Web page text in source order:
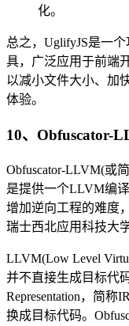
化。
总之，UglifyJS是一
具，广泛应用于前端
以减小文件大小、加
体验。
10、Obfuscator-
Obfuscator-LLVM(或
是提供一个LLVM编
增加逆向工程的难度
瑞士西北应用科技大
LLVM(Low Level
并不直接生成目标代
Representation，简
换成目标代码。